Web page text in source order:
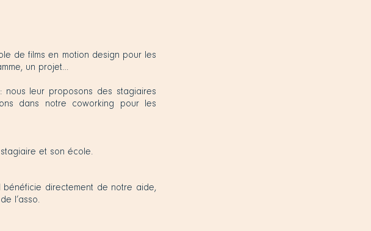
de films en motion design pour les
un projet…
nous leur proposons des stagiaires
dans notre coworking pour les
et son école.
bénéficie directement de notre aide,
l’asso.